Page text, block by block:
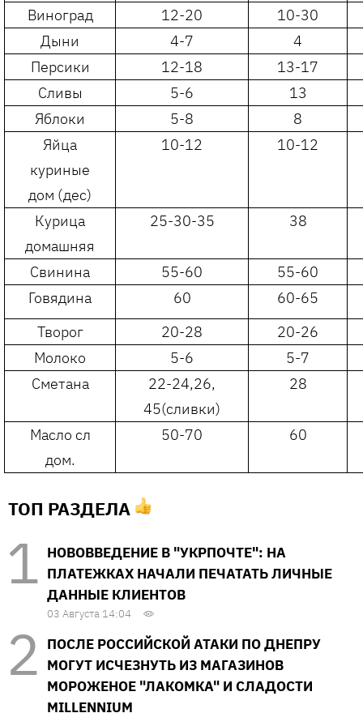
Виноград
12-20
10-30
Дыни
4-7
4
Персики
12-18
13-17
Сливы
5-6
13
Яблоки
5-8
8
Яйца
куриные
дом (дес)
10-12 10-12
Курица
домашняя
25-30-35 38
Свинина 55-60
55-60
Говядина
60
60-65
Творог
20-28
20-26
Молоко
5-6
5-7
Сметана
22-24,26,
45(сливки)
28
Масло сл
дом.
50-70 60
ТОП РАЗДЕЛА
НОВОВВЕДЕНИЕ В "УКРПОЧТЕ": НА
ПЛАТЕЖКАХ НАЧАЛИ ПЕЧАТАТЬ ЛИЧНЫЕ
ДАННЫЕ КЛИЕНТОВ
03 Августа 14:04
ПОСЛЕ РОССИЙСКОЙ АТАКИ ПО ДНЕПРУ
МОГУТ ИСЧЕЗНУТЬ ИЗ МАГАЗИНОВ
МОРОЖЕНОЕ "ЛАКОМКА" И СЛАДОСТИ
MILLENNIUM